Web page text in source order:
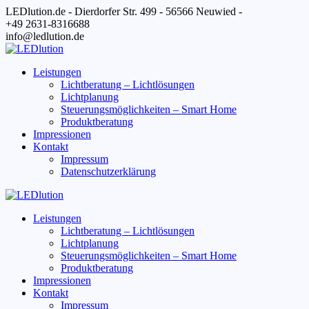
Zum
Inhalt
springen
LEDlution.de - Dierdorfer Str. 499 - 56566 Neuwied -
+49 2631-8316688
info@ledlution.de
Leistungen
Lichtberatung – Lichtlösungen
Lichtplanung
Steuerungsmöglichkeiten – Smart Home
Produktberatung
Impressionen
Kontakt
Impressum
Datenschutzerklärung
Leistungen
Lichtberatung – Lichtlösungen
Lichtplanung
Steuerungsmöglichkeiten – Smart Home
Produktberatung
Impressionen
Kontakt
Impressum